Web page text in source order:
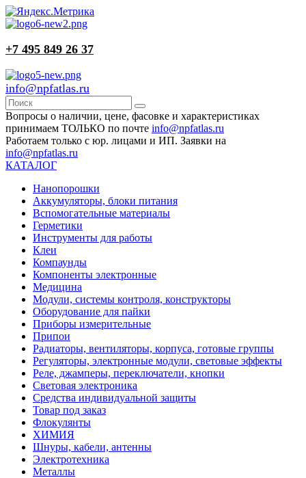
+7 495 849 26 37
info@npfatlas.ru
Вопросы о наличии, цене, фасовке и характеристиках
принимаем ТОЛЬКО по почте info@npfatlas.ru
Работаем только с юр. лицами и ИП. Заявки на
info@npfatlas.ru
КАТАЛОГ
Нанопорошки
Аккумуляторы, блоки питания
Вспомогательные материалы
Герметики
Инструменты для работы
Клеи
Компаунды
Компоненты электронные
Медицина
Модули, системы контроля, конструкторы
Оборудование для пайки
Приборы измерительные
Припои
Радиаторы, вентиляторы, корпуса, готовые группы
Регуляторы, электронные модули, световые эффекты
Реле, джамперы, переключатели, кнопки
Световая электроника
Средства индивидуальной защиты
Товар под заказ
Флокулянты
ХИМИЯ
Шнуры, кабели, антенны
Электротехника
Металлы